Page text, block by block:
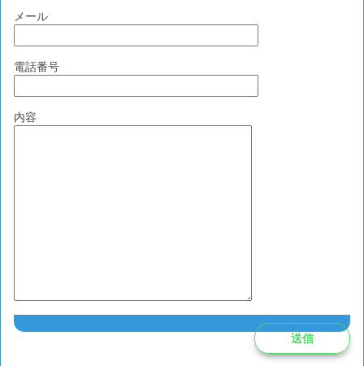
メール
電話番号
内容